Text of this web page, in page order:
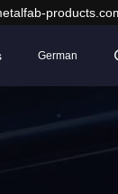
German